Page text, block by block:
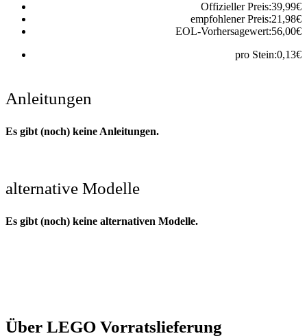
Offizieller Preis:39,99€
empfohlener Preis:21,98€
EOL-Vorhersagewert:56,00€
pro Stein:0,13€
Anleitungen
Es gibt (noch) keine Anleitungen.
alternative Modelle
Es gibt (noch) keine alternativen Modelle.
Über LEGO Vorratslieferung